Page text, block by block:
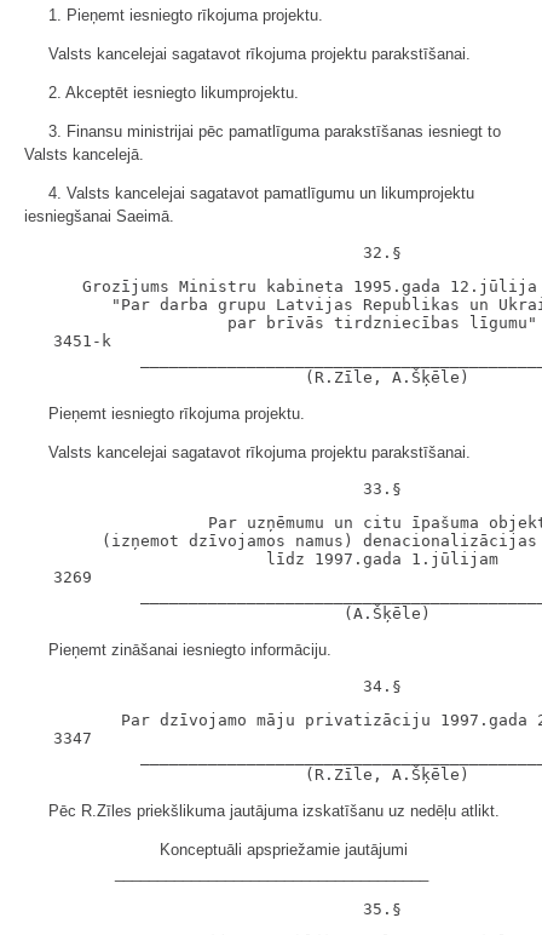
1. Pieņemt iesniegto rīkojuma projektu.
Valsts kancelejai sagatavot rīkojuma projektu parakstīšanai.
2. Akceptēt iesniegto likumprojektu.
3. Finansu ministrijai pēc pamatlīguma parakstīšanas iesniegt to
Valsts kancelejā.
4. Valsts kancelejai sagatavot pamatlīgumu un likumprojektu
iesniegšanai Saeimā.
Grozījums Ministru kabineta 1995.gada 12.jūlija
"Par darba grupu Latvijas Republikas un
par brīvās tirdzniecības līgumu"
3451-k
Pieņemt iesniegto rīkojuma projektu.
Valsts kancelejai sagatavot rīkojuma projektu parakstīšanai.
Par uzņēmumu un citu īpašuma
(izņemot dzīvojamos namus)
līdz 1997.gada 1.jūlijam
3269
Pieņemt zināšanai iesniegto informāciju.
Par dzīvojamo māju privatizāciju 1997.gada
3347
Pēc R.Zīles priekšlikuma jautājuma izskatīšanu uz nedēļu atlikt.
Konceptuāli apspriežamie jautājumi